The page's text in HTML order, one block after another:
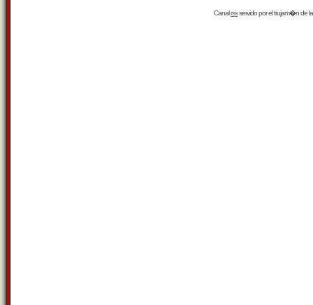
Canalrssservido por eltrujam�nde